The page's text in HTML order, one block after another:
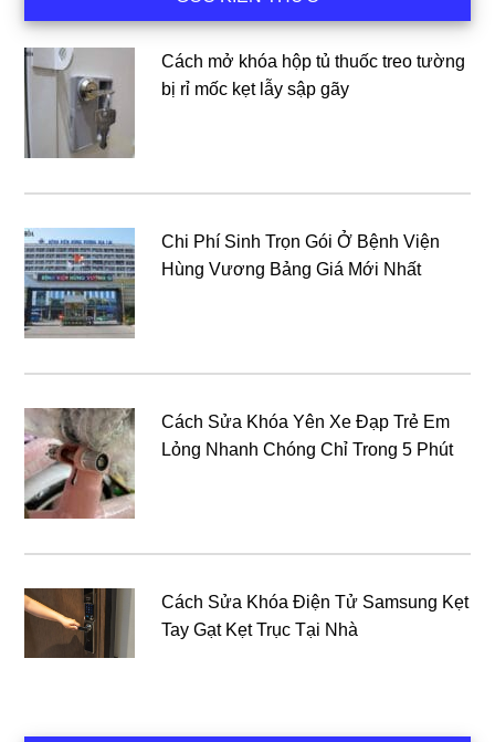
chính
Cách mở khóa hộp tủ thuốc treo tường
bị rỉ mốc kẹt lẫy sập gãy
Chi Phí Sinh Trọn Gói Ở Bệnh Viện
Hùng Vương Bảng Giá Mới Nhất
Cách Sửa Khóa Yên Xe Đạp Trẻ Em
Lỏng Nhanh Chóng Chỉ Trong 5 Phút
Cách Sửa Khóa Điện Tử Samsung Kẹt
Tay Gạt Kẹt Trục Tại Nhà